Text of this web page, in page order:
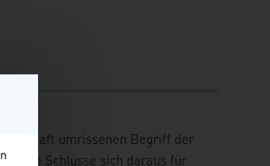
umrissenen Begriff der
Schlüsse sich daraus für